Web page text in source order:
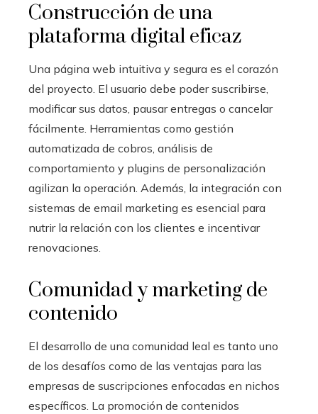
Construcción de una
plataforma digital eficaz
Una página web intuitiva y segura es el corazón
del proyecto. El usuario debe poder suscribirse,
modificar sus datos, pausar entregas o cancelar
fácilmente. Herramientas como gestión
automatizada de cobros, análisis de
comportamiento y plugins de personalización
agilizan la operación. Además, la integración con
sistemas de email marketing es esencial para
nutrir la relación con los clientes e incentivar
renovaciones.
Comunidad y marketing de
contenido
El desarrollo de una comunidad leal es tanto uno
de los desafíos como de las ventajas para las
empresas de suscripciones enfocadas en nichos
específicos. La promoción de contenidos